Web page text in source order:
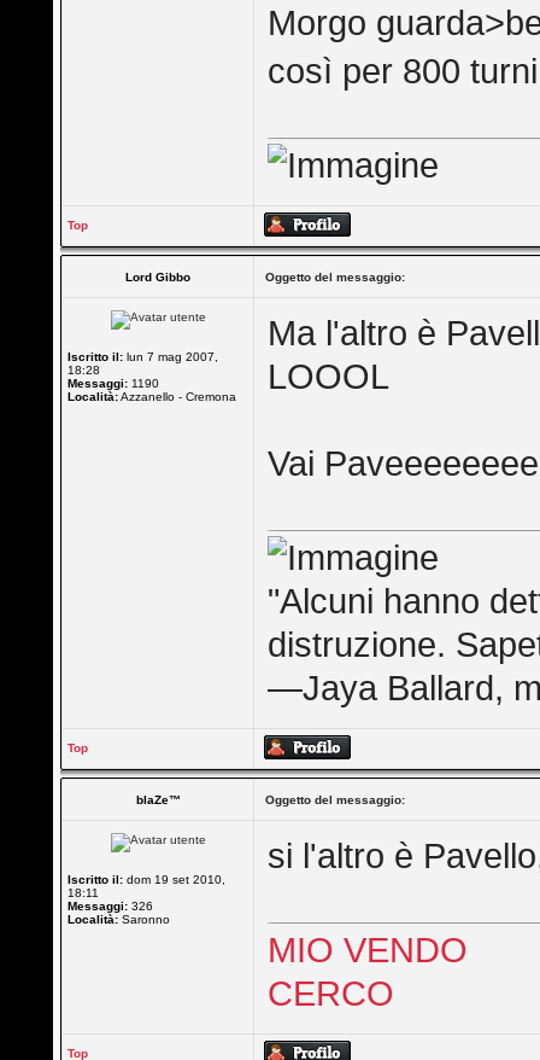
Morgo
così per 800
Top
Lord Gibbo Oggetto del messaggio:
Iscritto il: lun 7 mag 2007,
18:28
Messaggi: 1190
Località:Azzanello - Cremona
Ma l'altro è
LOOOL
Vai
"Alcuni hanno
distruzione.
—Jaya Ballard,
Top
blaZe™ Oggetto del messaggio:
Iscritto il: dom 19 set 2010,
18:11
Messaggi: 326
Località: Saronno
si l'altro è
MIO VENDO
CERCO
Top